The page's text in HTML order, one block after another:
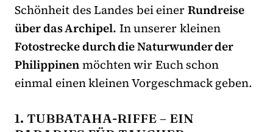
Schönheit des Landes bei einerRundreise
über das Archipel. In unserer kleinen
Fotostrecke durch die Naturwunder der
Philippinenmöchten wir Euch schon
einmal einen kleinen Vorgeschmack geben.
1. TUBBATAHA-RIFFE – EIN